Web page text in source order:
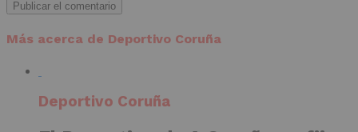
Más acerca de Deportivo Coruña
Deportivo Coruña